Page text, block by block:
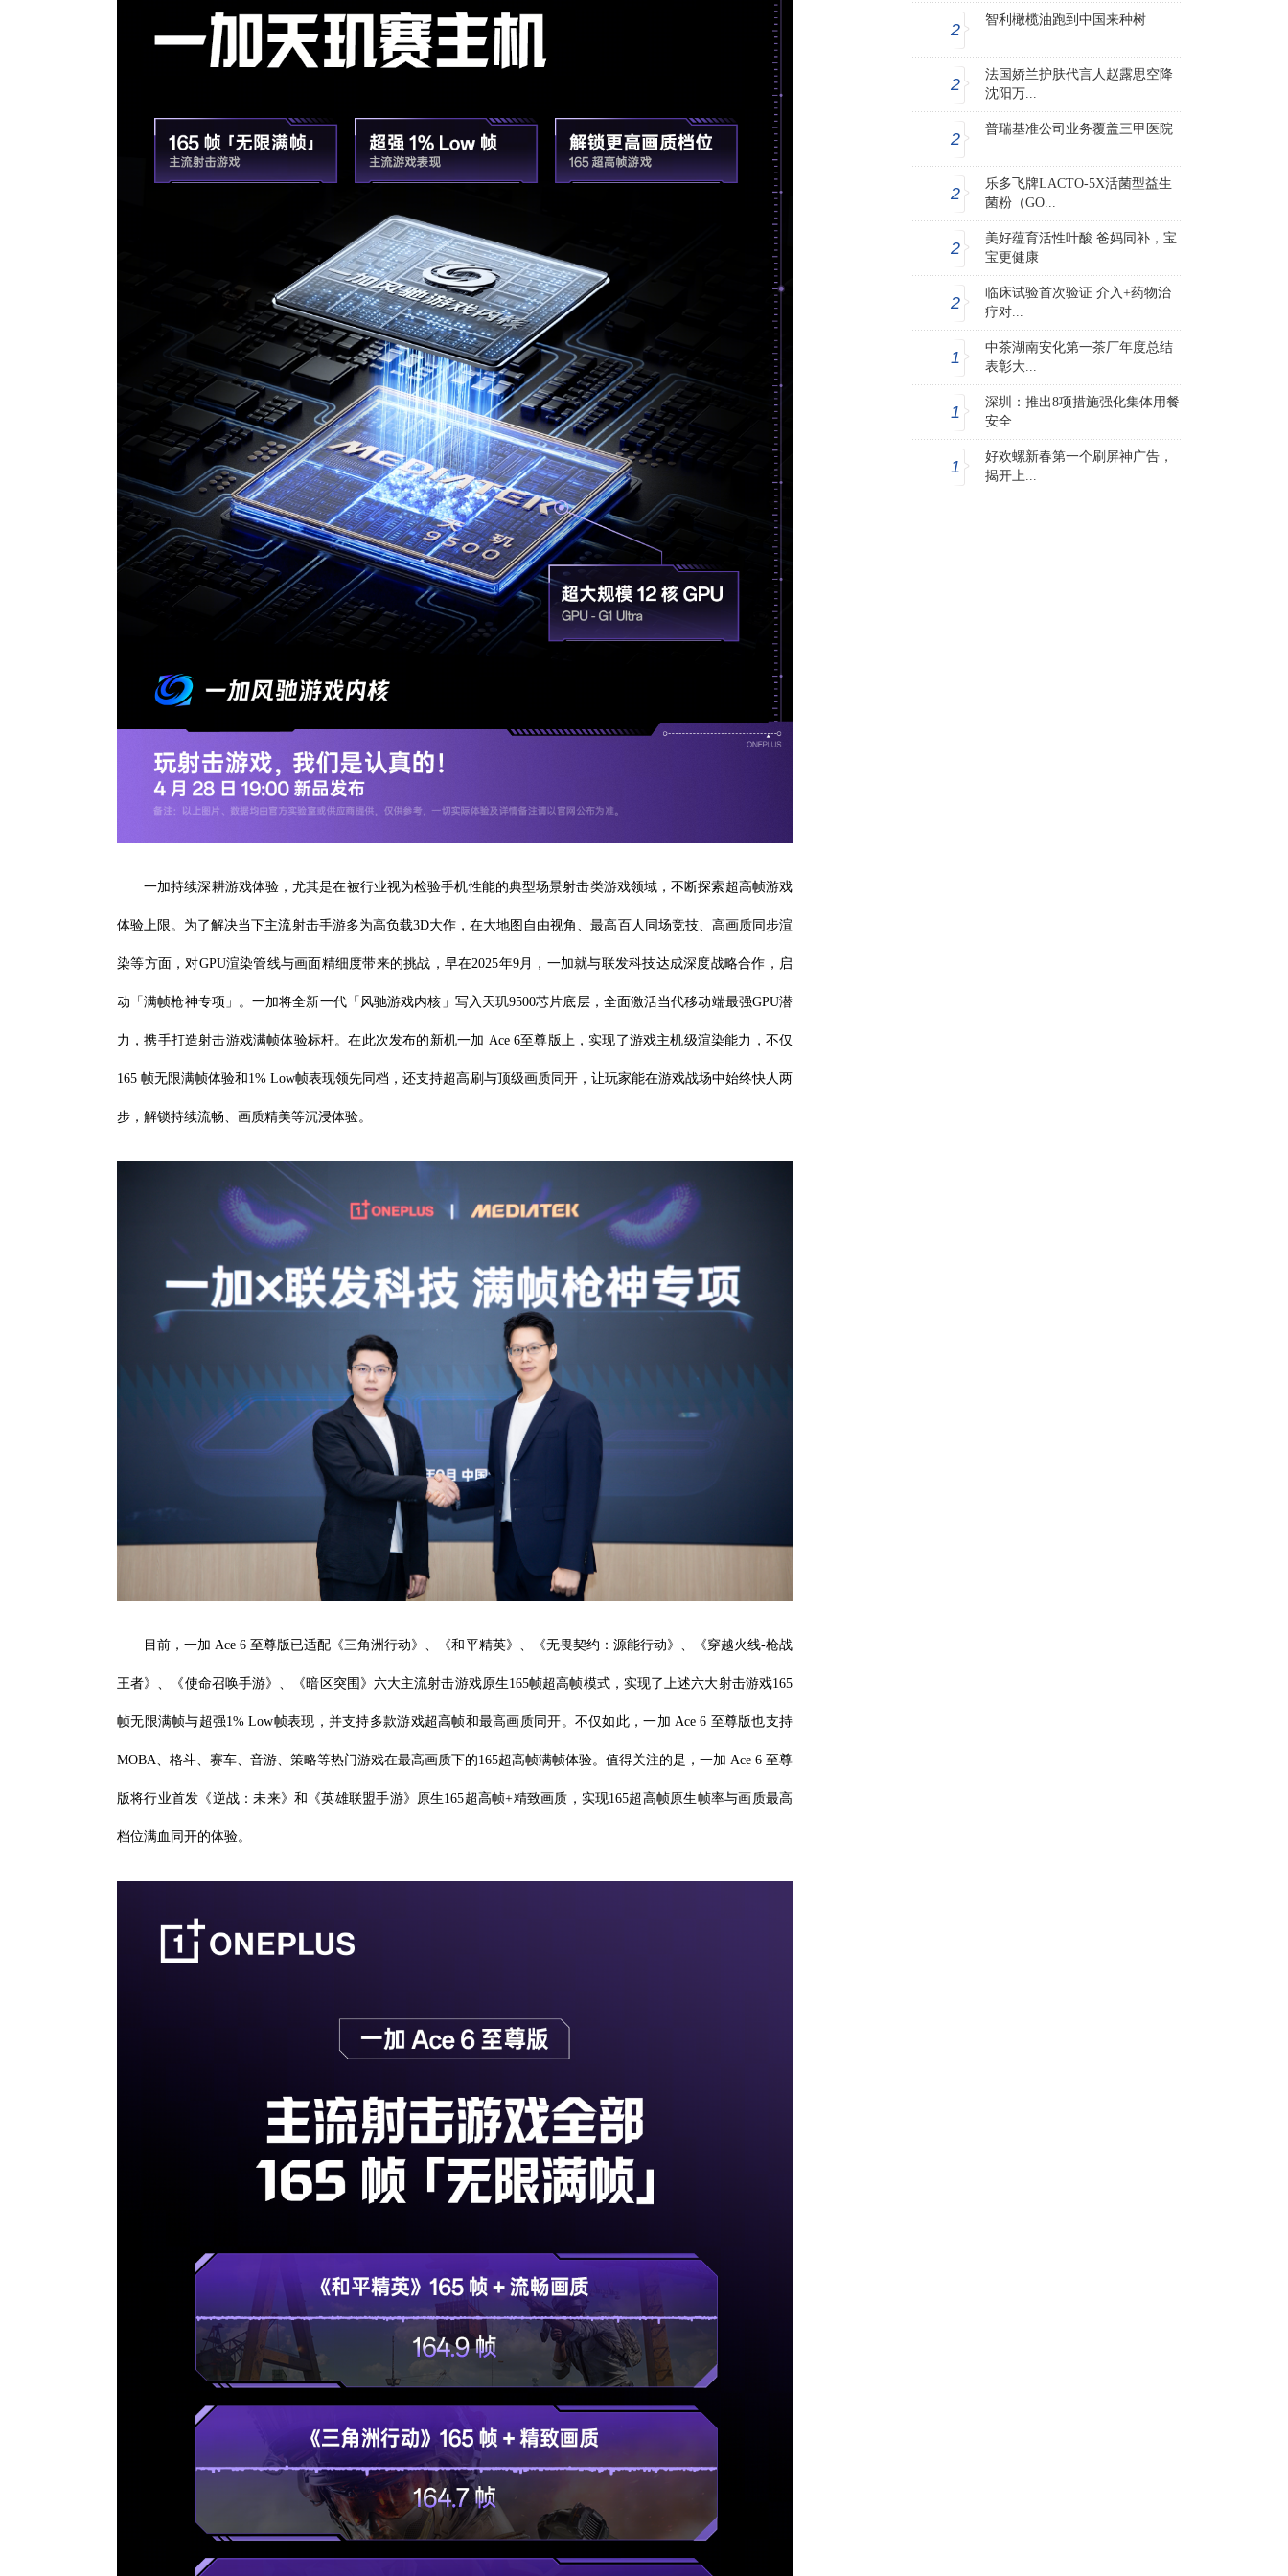
一加持续深耕游戏体验，尤其是在被行业视为检验手机性能的典型场景射击类游戏领域，不断探索超高帧游戏
体验上限。为了解决当下主流射击手游多为高负载3D大作，在大地图自由视角、最高百人同场竞技、高画质同步渲
染等方面，对GPU渲染管线与画面精细度带来的挑战，早在2025年9月，一加就与联发科技达成深度战略合作，启
动「满帧枪神专项」。一加将全新一代「风驰游戏内核」写入天玑9500芯片底层，全面激活当代移动端最强GPU潜
力，携手打造射击游戏满帧体验标杆。在此次发布的新机一加 Ace 6至尊版上，实现了游戏主机级渲染能力，不仅
165 帧无限满帧体验和1% Low帧表现领先同档，还支持超高刷与顶级画质同开，让玩家能在游戏战场中始终快人两
步，解锁持续流畅、画质精美等沉浸体验。
目前，一加 Ace 6 至尊版已适配《三角洲行动》、《和平精英》、《无畏契约：源能行动》、《穿越火线-枪战
王者》、《使命召唤手游》、《暗区突围》六大主流射击游戏原生165帧超高帧模式，实现了上述六大射击游戏165
帧无限满帧与超强1% Low帧表现，并支持多款游戏超高帧和最高画质同开。不仅如此，一加 Ace 6 至尊版也支持
MOBA、格斗、赛车、音游、策略等热门游戏在最高画质下的165超高帧满帧体验。值得关注的是，一加 Ace 6 至尊
版将行业首发《逆战：未来》和《英雄联盟手游》原生165超高帧+精致画质，实现165超高帧原生帧率与画质最高
档位满血同开的体验。
2
智利橄榄油跑到中国来种树
2
法国娇兰护肤代言人赵露思空降
沈阳万...
2
普瑞基准公司业务覆盖三甲医院
2
乐多飞牌LACTO-5X活菌型益生
菌粉（GO...
2
美好蕴育活性叶酸 爸妈同补，宝
宝更健康
2
临床试验首次验证 介入+药物治
疗对...
1
中茶湖南安化第一茶厂年度总结
表彰大...
1
深圳：推出8项措施强化集体用餐
安全
1
好欢螺新春第一个刷屏神广告，
揭开上...